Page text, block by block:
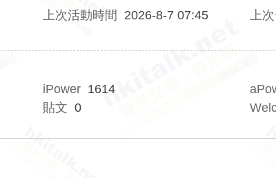
上次活動時間 2026-8-7 07:45 上
iPower 1614
貼文 0